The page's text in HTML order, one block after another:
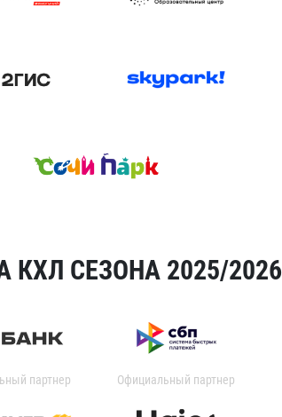
СЕЗОНА 2025/2026
партнер Официальный партнер